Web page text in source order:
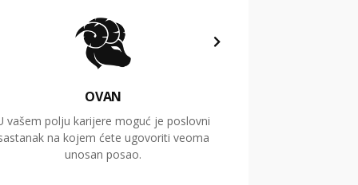
OVAN
vašem polju karijere moguć je poslovni
na kojem ćete ugovoriti veoma
unosan posao.